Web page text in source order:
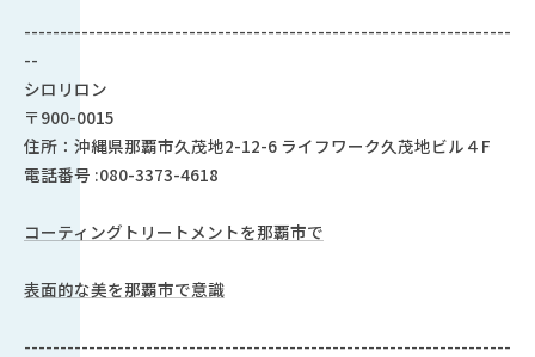
--------------------------------------------------------------------
--
シロリロン
〒900-0015
住所：沖縄県那覇市久茂地2-12-6 ライフワーク久茂地ビル４F
電話番号 :080-3373-4618
コーティングトリートメントを那覇市で
表面的な美を那覇市で意識
--------------------------------------------------------------------